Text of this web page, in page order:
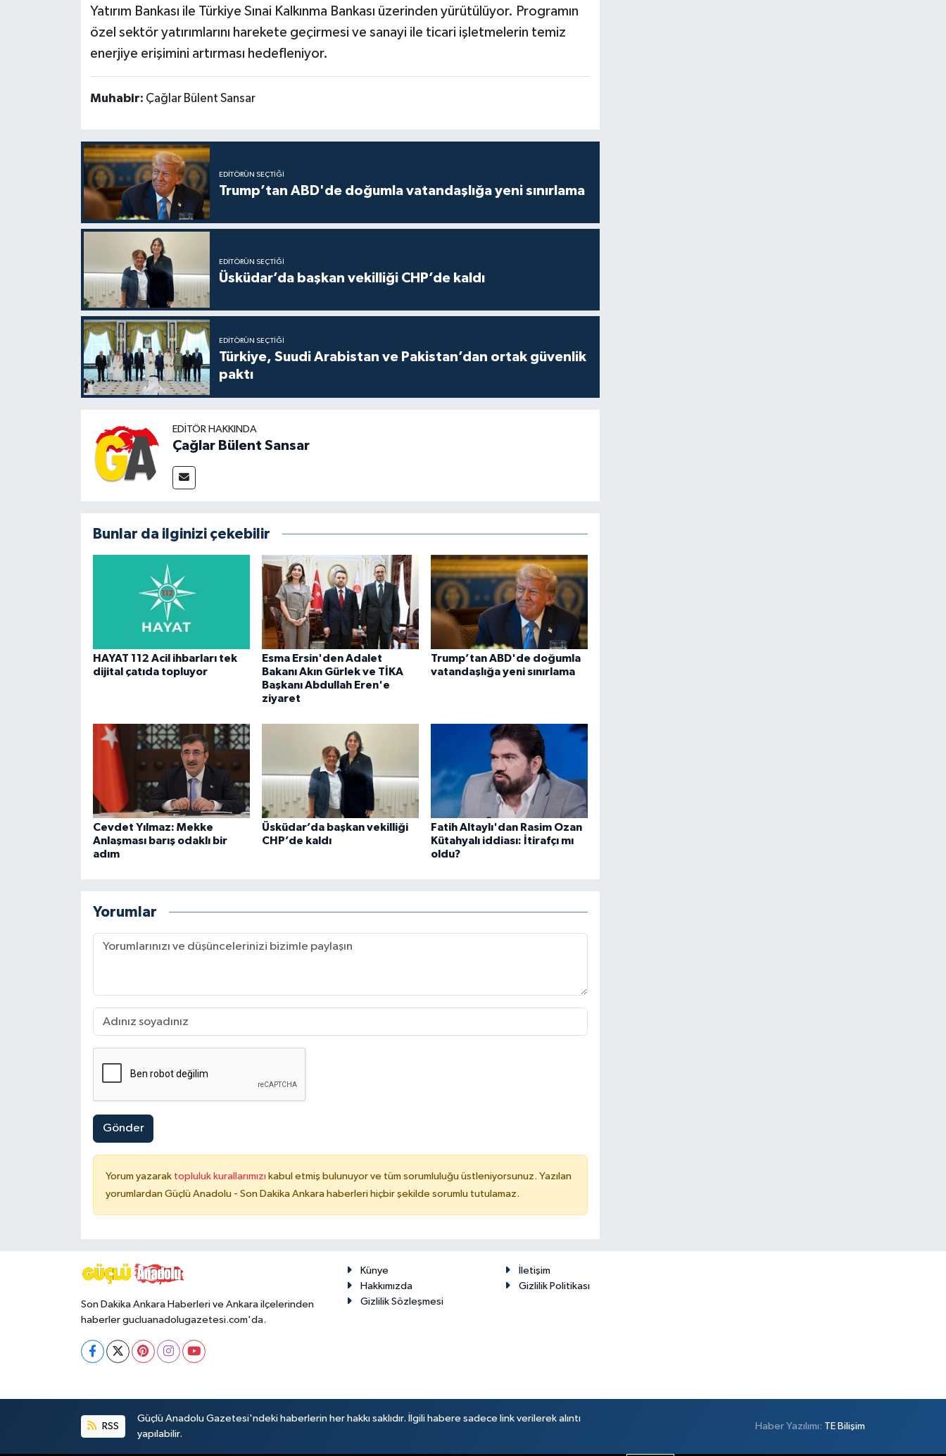
Yatırım Bankası ile Türkiye Sınai Kalkınma Bankası üzerinden yürütülüyor. Programın
özel sektör yatırımlarını harekete geçirmesi ve sanayi ile ticari işletmelerin temiz
enerjiye erişimini artırması hedefleniyor.
Muhabir: Çağlar Bülent Sansar
EDITÖRÜN SEÇTIĞI
Trump’tan ABD'de doğumla vatandaşlığa yeni sınırlama
EDITÖRÜN SEÇTIĞI
Üsküdar’da başkan vekilliği CHP’de kaldı
EDITÖRÜN SEÇTIĞI
Türkiye, Suudi Arabistan ve Pakistan’dan ortak güvenlik
paktı
EDITÖR HAKKINDA
Çağlar Bülent Sansar
Bunlar da ilginizi çekebilir
HAYAT 112 Acil ihbarları tek
dijital çatıda topluyor
Esma Ersin'den Adalet
Bakanı Akın Gürlek ve TİKA
Başkanı Abdullah Eren'e
ziyaret
Trump’tan ABD'de doğumla
vatandaşlığa yeni sınırlama
Cevdet Yılmaz: Mekke
Anlaşması barış odaklı bir
adım
Üsküdar’da başkan vekilliği
CHP’de kaldı
Fatih Altaylı'dan Rasim Ozan
Kütahyalı iddiası: İtirafçı mı
oldu?
Yorumlar
Gönder
Yorum yazarak topluluk kurallarımızı kabul etmiş bulunuyor ve tüm sorumluluğu üstleniyorsunuz. Yazılan
yorumlardan Güçlü Anadolu - Son Dakika Ankara haberleri hiçbir şekilde sorumlu tutulamaz.
Son Dakika Ankara Haberleri ve Ankara ilçelerinden
haberler gucluanadolugazetesi.com'da.
Künye
İletişim
Hakkımızda
Gizlilik Politikası
Gizlilik Sözleşmesi
RSS
Güçlü Anadolu Gazetesi'ndeki haberlerin her hakkı saklıdır. İlgili habere sadece link verilerek alıntı
yapılabilir.
Haber Yazılımı: TE Bilişim